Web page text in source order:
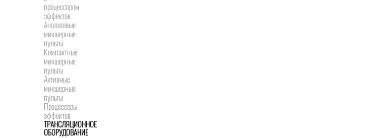
процессором
эффектов
Аналоговые
микшерные
пульты
Компактные
микшерные
пульты
Активные
микшерные
пульты
Процессоры
эффектов
ТРАНСЛЯЦИОННОЕ
ОБОРУДОВАНИЕ